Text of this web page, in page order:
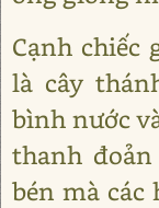
Cạnh chiếc
là cây
bình nước
thanh
bén mà